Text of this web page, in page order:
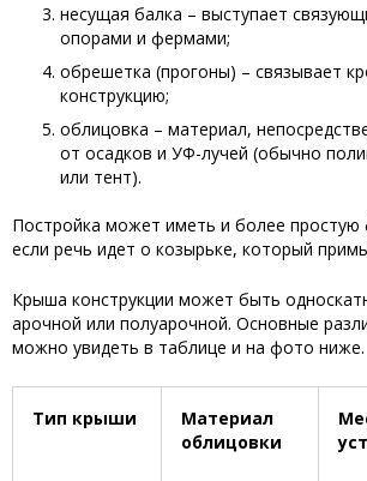
несущая балка – выступает
опорами и фермами;
обрешетка (прогоны) – связывает
конструкцию;
облицовка – материал,
от осадков и УФ-лучей (обычно
или тент).
Постройка может иметь и более
если речь идет о козырьке, который
Крыша конструкции может быть
арочной или полуарочной. Основные
можно увидеть в таблице и на фото ниже.
Тип крыши
Материал
облицовки